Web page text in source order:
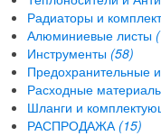
Радиаторы и
Алюминиевые листы
Инструменты (58)
Предохранительные
Расходные
Шланги и
РАСПРОДАЖА (15)